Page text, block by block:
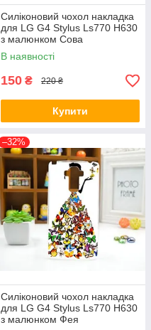
Силіконовий чохол накладка
для LG G4 Stylus Ls770 H630
з малюнком Сова
В наявності
150 ₴ 220 ₴
Купити
–32%
Силіконовий чохол накладка
для LG G4 Stylus Ls770 H630
з малюнком Фея